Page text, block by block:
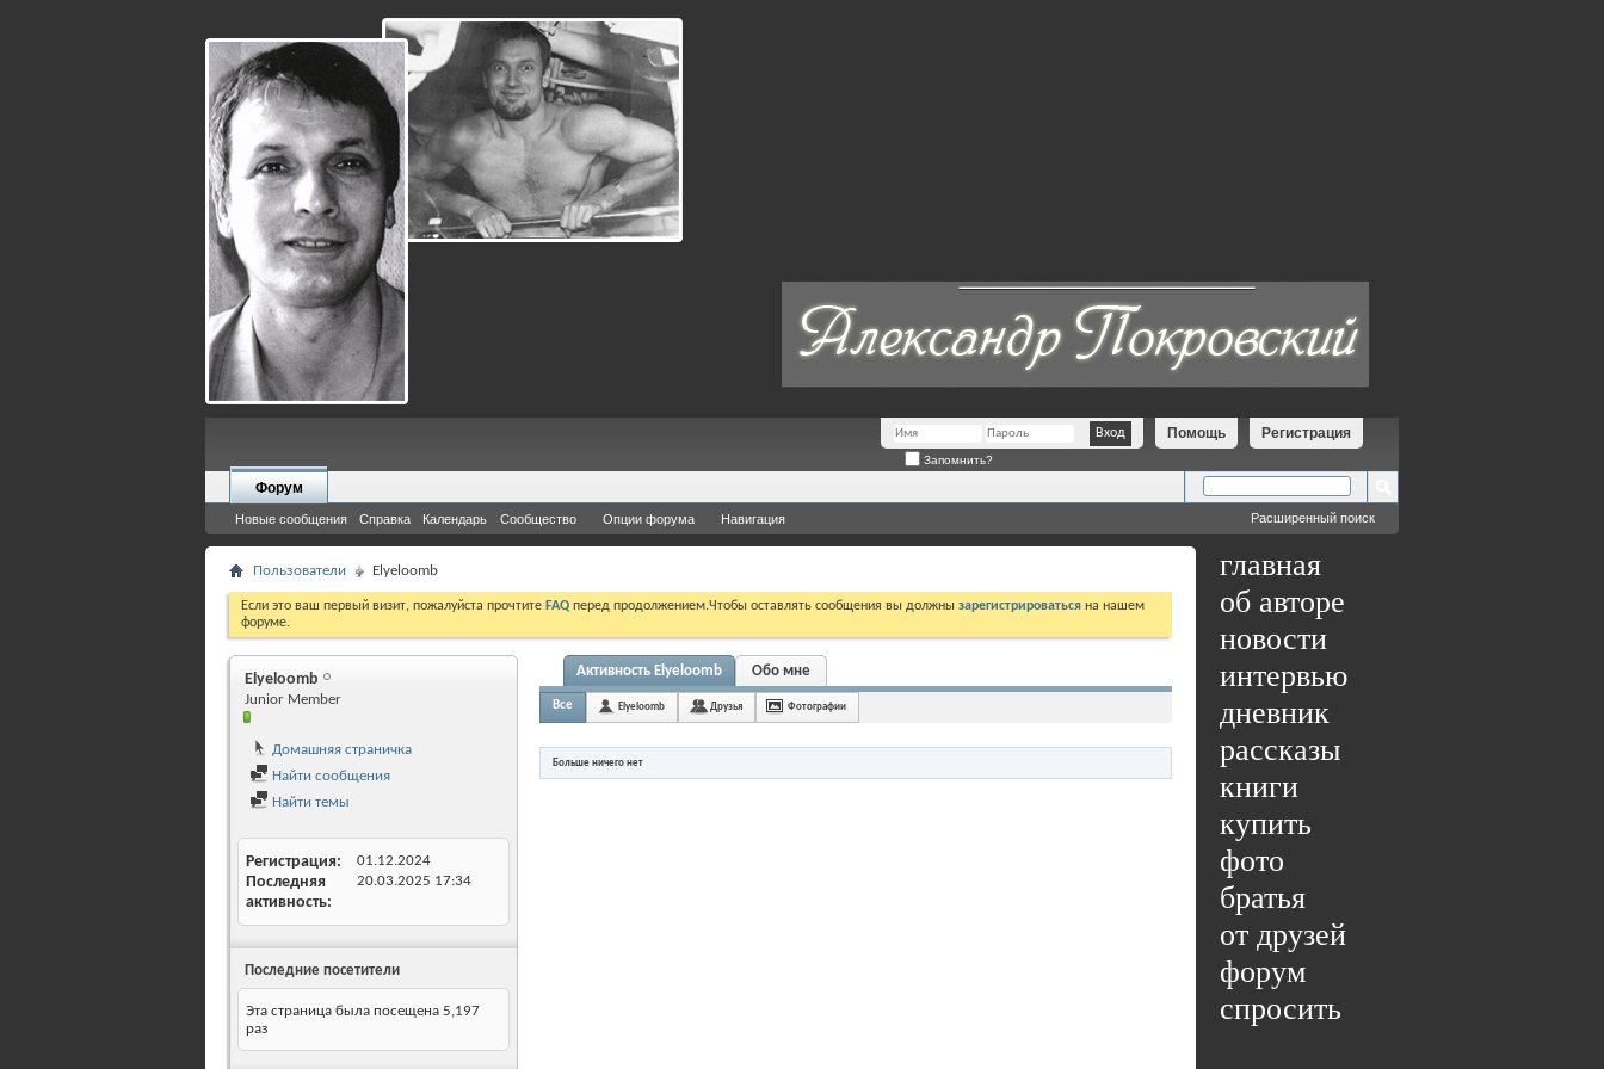
Регистрация
Помощь
Запомнить?
Форум
Новые сообщения Справка Календарь Сообщество Опции форума Навигация Расширенный поиск
главная
об авторе
новости
интервью
дневник
рассказы
книги
купить
фото
братья
от друзей
форум
спросить
Пользователи Elyeloomb
Если это ваш первый визит, пожалуйста прочтите FAQ перед продолжением.Чтобы оставлять сообщения вы должны зарегистрироваться на нашем
форуме.
Elyeloomb
Junior Member
Домашняя страничка
Найти сообщения
Найти темы
Регистрация 01.12.2024
Последняя
активность
20.03.2025 17:34
Последние посетители
Эта страница была посещена 5,197
раз
Активность Elyeloomb Обо мне
Все Elyeloomb Друзья Фотографии
Больше ничего нет